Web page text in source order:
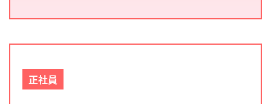
正社員